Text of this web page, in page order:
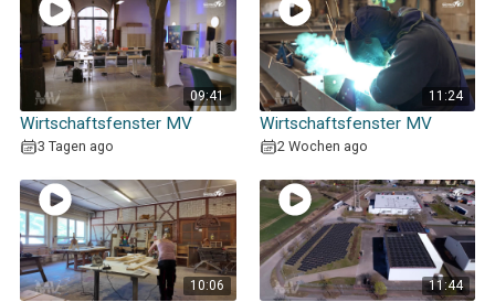
09:41
Wirtschaftsfenster MV
3 Tagen ago
11:24
Wirtschaftsfenster MV
2 Wochen ago
10:06 11:44